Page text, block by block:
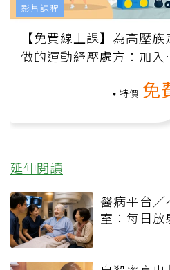
【免費線上課】為高壓族
做的運動紓壓處方：加入
特價 免
影片課程
延伸閱讀
醫病平台
室：每日